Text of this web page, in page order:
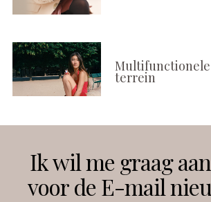
terrein
Instagram
Ik wil me graag
voor de E-mail